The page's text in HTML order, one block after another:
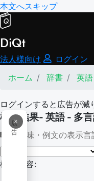
本文へスキップ
DiQt
法人様向け
ログイン
ホーム
辞書 英
ログインすると広告が減
×
広
告
検索結果- 英語 - 多
意味・例文の表示言
検索内容: